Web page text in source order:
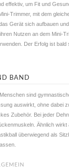
effektiv, um Fit und
Trimmer, mit dem
Gerät sich aufbauen
Nutzen an dem Mini-
Der Erfolg ist
BAND
sind
auswirkt, ohne dabei
Zubehör. Bei jeder
Ähnlich
überwiegend als